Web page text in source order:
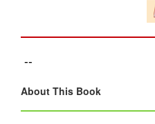
--
About This Book